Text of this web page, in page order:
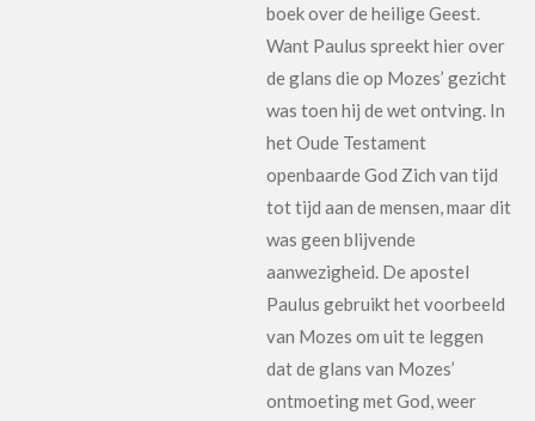
boek over de heilige Geest.
Want Paulus spreekt hier over
de glans die op Mozes’ gezicht
was toen hij de wet ontving. In
het Oude Testament
openbaarde God Zich van tijd
tot tijd aan de mensen, maar dit
was geen blijvende
aanwezigheid. De apostel
Paulus gebruikt het voorbeeld
van Mozes om uit te leggen
dat de glans van Mozes’
ontmoeting met God, weer